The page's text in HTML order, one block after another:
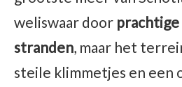
weliswaar door prachtige
stranden, maar het
steile klimmetjes en een